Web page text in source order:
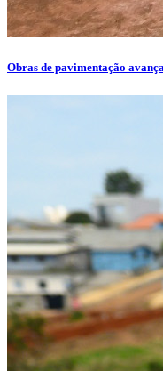
Obras de pavimentação